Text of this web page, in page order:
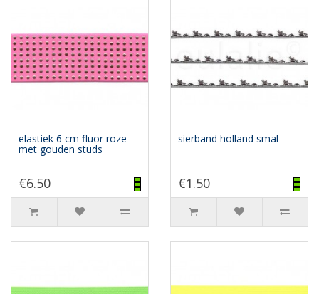
elastiek 6 cm fluor roze
met gouden studs
€6.50
sierband holland smal
€1.50